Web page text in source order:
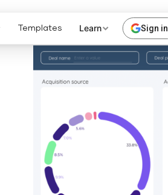
Templates Learn Sign in